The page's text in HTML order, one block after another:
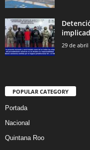
29 de abril
POPULAR CATEGORY
Portada
Nacional
Quintana Roo